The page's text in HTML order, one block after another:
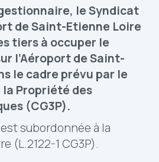
le Syndicat
de Saint-Etienne Loire
tiers à occuper le
l’Aéroport de Saint-
le cadre prévu par le
la Propriété des
(CG3P).
subordonnée à la
(L.2122-1 CG3P).